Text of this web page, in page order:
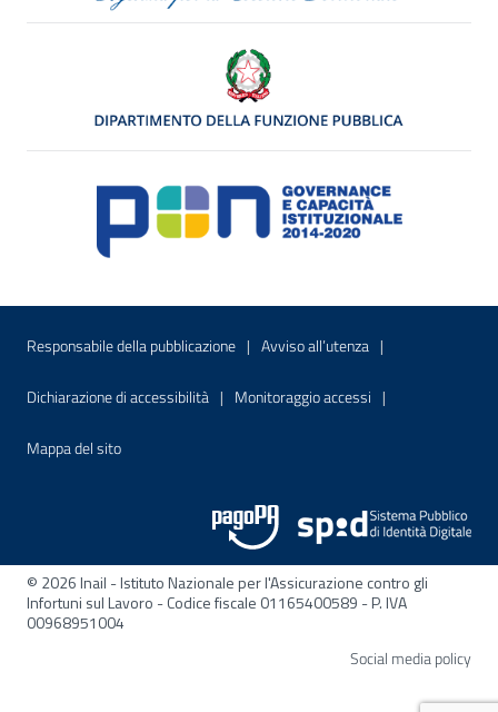
Menu di servizio
Responsabile della pubblicazione Sito interno - Apre in una nuova
Avviso all’utenza Sito interno -
Dichiarazione di accessibilità Sito interno - Apre in una nuova finestra
Monitoraggio accessi Sito interno -
Mappa del sitoSito interno - Apre nella stessa finestra
© 2026 Inail - Istituto Nazionale per l'Assicurazione contro gli
Infortuni sul Lavoro - Codice fiscale 01165400589 - P. IVA
00968951004
Social media policy